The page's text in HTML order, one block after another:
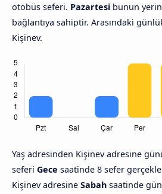
otobüs seferi. Pazartesi bunun
bağlantıya sahiptir. Arasındaki
Kişinev.
Yaş adresinden Kişinev adresine
seferi Gece saatinde 8 sefer
Kişinev adresine Sabah saatinde